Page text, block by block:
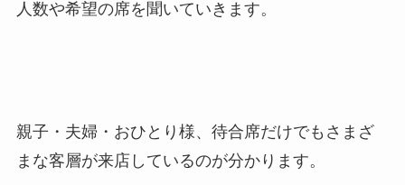
人数や希望の席を聞いていきます。
親子・夫婦・おひとり様、待合席だけでもさまざ
まな客層が来店しているのが分かります。